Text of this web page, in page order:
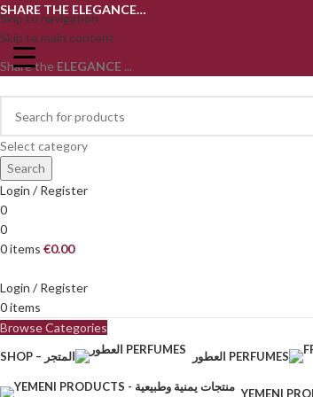
Skip to navigation
Skip to main content
SHARE THE ELEGANCE…
Share the ELEGANCE ...
Select category
Search
Login / Register
0
0
0items €0.00
Login / Register
0items
Browse Categories
SHOP – المتجر العطور PERFUMES